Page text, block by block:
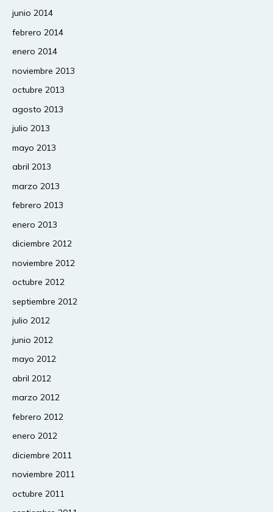
junio 2014
febrero 2014
enero 2014
noviembre 2013
octubre 2013
agosto 2013
julio 2013
mayo 2013
abril 2013
marzo 2013
febrero 2013
enero 2013
diciembre 2012
noviembre 2012
octubre 2012
septiembre 2012
julio 2012
junio 2012
mayo 2012
abril 2012
marzo 2012
febrero 2012
enero 2012
diciembre 2011
noviembre 2011
octubre 2011